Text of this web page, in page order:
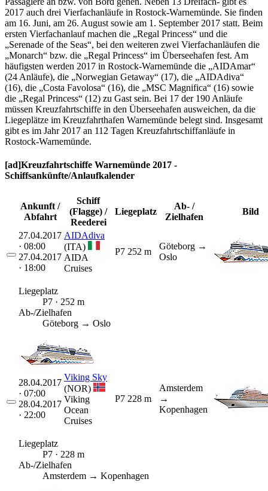
2017 auch drei Vierfachanläufe in Rostock-Warnemünde. Sie finden
am 16. Juni, am 26. August sowie am 1. September 2017 statt. Beim
ersten Vierfachanlauf machen die „Regal Princess“ und die
„Serenade of the Seas“, bei den weiteren zwei Vierfachanläufen die
„Monarch“ bzw. die „Regal Princess“ im Überseehafen fest. Am
häufigsten werden 2017 in Rostock-Warnemünde die „AIDAmar“
(24 Anläufe), die „Norwegian Getaway“ (17), die „AIDAdiva“
(16), die „Costa Favolosa“ (16), die „MSC Magnifica“ (16) sowie
die „Regal Princess“ (12) zu Gast sein. Bei 17 der 190 Anläufe
müssen Kreuzfahrtschiffe in den Überseehafen ausweichen, da die
Liegeplätze im Kreuzfahrthafen Warnemünde belegt sind. Insgesamt
gibt es im Jahr 2017 an 112 Tagen Kreuzfahrtschiffanläufe in
Rostock-Warnemünde.
[ad]Kreuzfahrtschiffe Warnemünde 2017 -
Schiffsankünfte/Anlaufkalender
Ankunft /
Abfahrt
Schiff
(Flagge) /
Reederei
Liegeplatz
Ab- /
Zielhafen
Bild
27.04.2017
· 08:00
27.04.2017
· 18:00
AIDAdiva
(ITA)
AIDA
Cruises
P7 252 m
Göteborg →
Oslo
Liegeplatz
P7 · 252 m
Ab-/Zielhafen
Göteborg → Oslo
28.04.2017
· 07:00
28.04.2017
· 22:00
Viking Sky
(NOR)
Viking
Ocean
Cruises
P7 228 m
Amsterdem
→
Kopenhagen
Liegeplatz
P7 · 228 m
Ab-/Zielhafen
Amsterdem → Kopenhagen